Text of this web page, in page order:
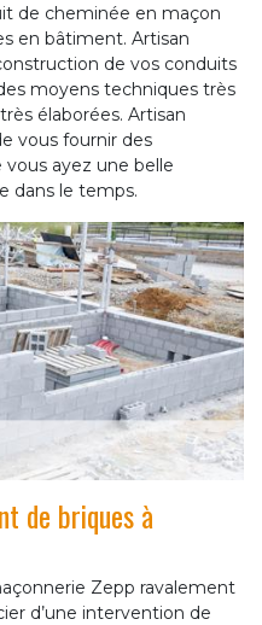
de cheminée en maçon
en bâtiment. Artisan
de vos conduits
moyens techniques très
élaborées. Artisan
vous fournir des
ayez une belle
dans le temps.
de briques à
Zepp ravalement
d’une intervention de